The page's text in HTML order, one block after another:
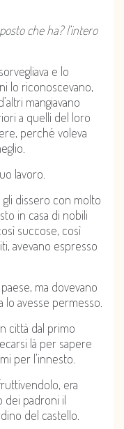
che ha? l’intero
e lo
lo riconoscevano,
mangiavano
a quelli del loro
perché voleva
lavoro.
dissero con molto
in casa di nobili
succose, così
avevano espresso
ma dovevano
avesse permesso.
città dal primo
là per sapere
per l’innesto.
era
dei padroni il
del castello.